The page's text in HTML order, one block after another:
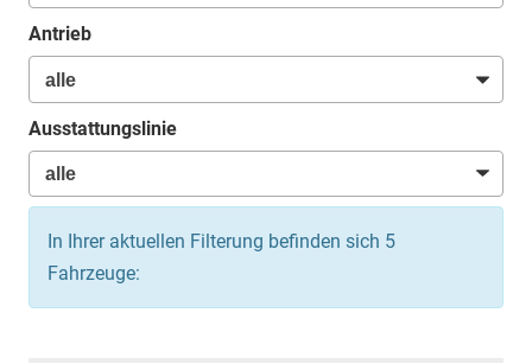
Antrieb
Ausstattungslinie
In Ihrer aktuellen Filterung befinden sich 5
Fahrzeuge: